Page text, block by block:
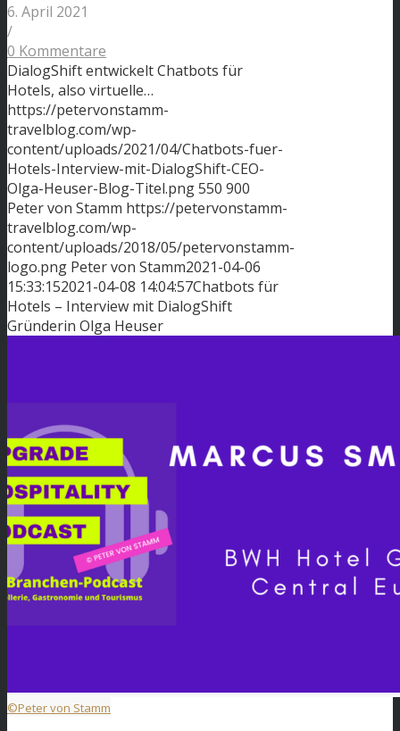
6. April 2021
/
0 Kommentare
DialogShift entwickelt Chatbots für
Hotels, also virtuelle…
https://petervonstamm-
travelblog.com/wp-
content/uploads/2021/04/Chatbots-fuer-
Hotels-Interview-mit-DialogShift-CEO-
Olga-Heuser-Blog-Titel.png550 900
Peter von Stamm https://petervonstamm-
travelblog.com/wp-
content/uploads/2018/05/petervonstamm-
logo.png Peter von Stamm2021-04-06
15:33:152021-04-08 14:04:57Chatbots für
Hotels – Interview mit DialogShift
Gründerin Olga Heuser
©Peter von Stamm